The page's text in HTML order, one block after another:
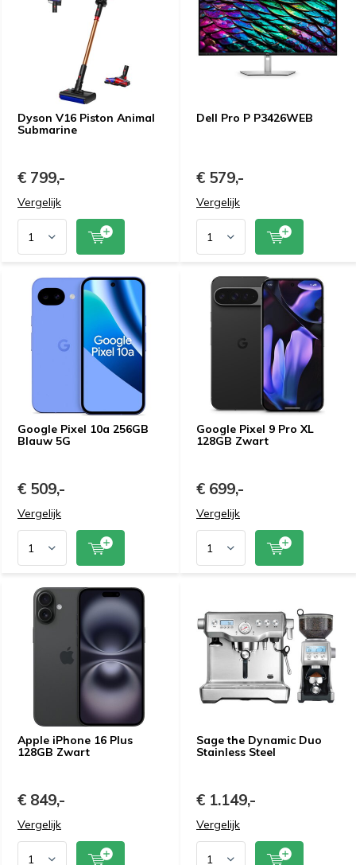
Dyson V16 Piston Animal
Submarine
€ 799,-
Vergelijk
Dell Pro P P3426WEB
€ 579,-
Vergelijk
Google Pixel 10a 256GB
Blauw 5G
€ 509,-
Vergelijk
Google Pixel 9 Pro XL
128GB Zwart
€ 699,-
Vergelijk
Apple iPhone 16 Plus
128GB Zwart
€ 849,-
Vergelijk
Sage the Dynamic Duo
Stainless Steel
€ 1.149,-
Vergelijk